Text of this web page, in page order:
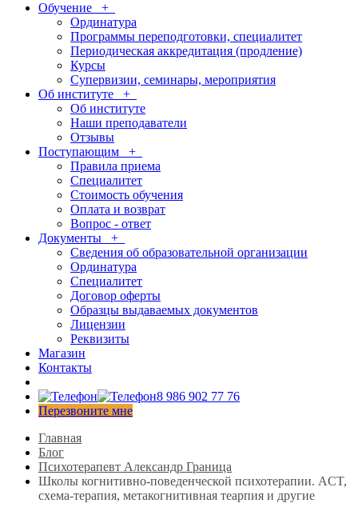
Обучение
+
Ординатура
Программы переподготовки, специалитет
Периодическая аккредитация (продление)
Курсы
Супервизии, семинары, мероприятия
Об институте
+
Об институте
Наши преподаватели
Отзывы
Поступающим
+
Правила приема
Специалитет
Стоимость обучения
Оплата и возврат
Вопрос - ответ
Документы
+
Сведения об образовательной организации
Ординатура
Специалитет
Договор оферты
Образцы выдаваемых документов
Лицензии
Реквизиты
Магазин
Контакты
8 986 902 77 76
Перезвоните мне
Главная
Блог
Психотерапевт Александр Граница
Школы когнитивно-поведенческой психотерапии. ACT,
схема-терапия, метакогнитивная теарпия и другие